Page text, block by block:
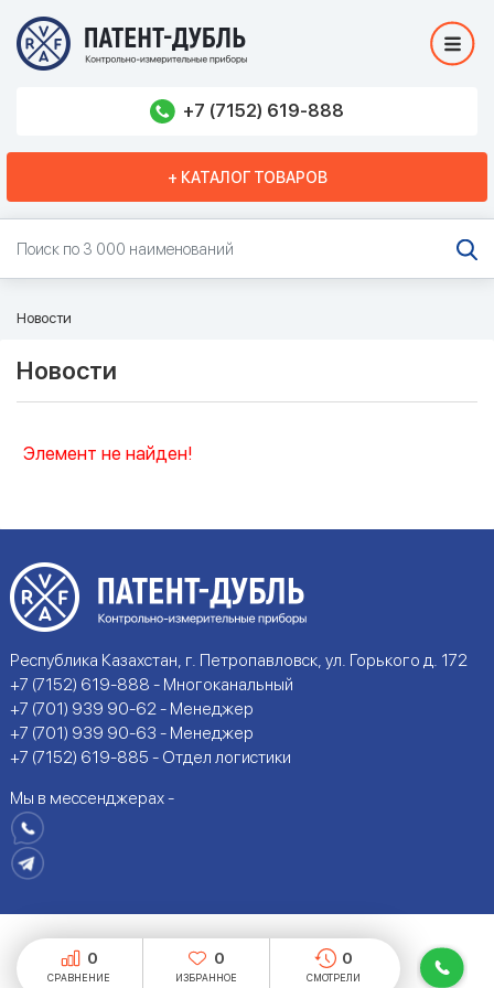
+7 (7152) 619-888
+ КАТАЛОГ ТОВАРОВ
Новости
Новости
Элемент не найден!
Республика Казахстан, г. Петропавловск, ул. Горького д. 172
+7 (7152) 619-888 - Многоканальный
+7 (701) 939 90-62 - Менеджер
+7 (701) 939 90-63 - Менеджер
+7 (7152) 619-885 - Отдел логистики
Мы в мессенджерах -
0
СРАВНЕНИЕ
0
ИЗБРАННОЕ
0
СМОТРЕЛИ